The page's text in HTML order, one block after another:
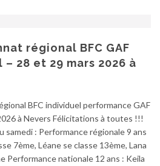
régional BFC GAF
28 et 29 mars 2026 à
BFC individuel performance GAF
à Nevers Félicitations à toutes !!!
samedi : Performance régionale 9 ans
7ème, Léane se classe 13ème, Lana
Performance nationale 12 ans : Keila